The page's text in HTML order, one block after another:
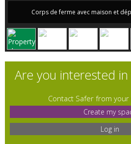
Corps de ferme avec maison et
Are you interested
Contact Safer from
Create my
Log in